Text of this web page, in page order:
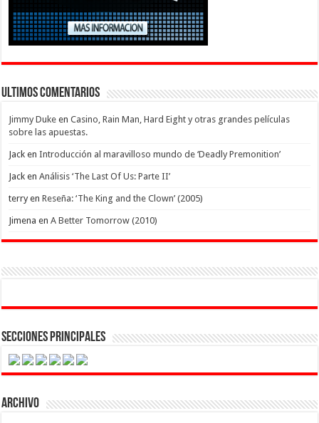
Ultimos Comentarios
Jimmy Duke enCasino, Rain Man, Hard Eight y otras grandes películas
sobre las apuestas.
Jack enIntroducción al maravilloso mundo de ‘Deadly Premonition’
Jack enAnálisis ‘The Last Of Us: Parte II’
terryenReseña: ‘The King and the Clown’ (2005)
Jimena enA Better Tomorrow (2010)
Secciones Principales
Archivo